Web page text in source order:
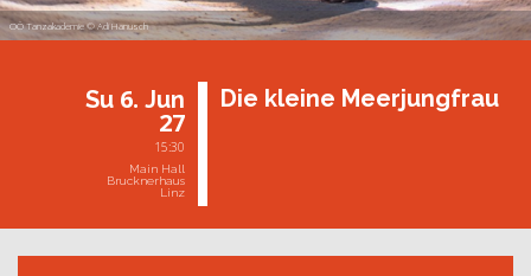
OÖ Tanzakademie © Adi Hanusch
Su 6. Jun
27
15:30
Main Hall
Brucknerhaus
Linz
Die klei­ne Meer­jung­frau